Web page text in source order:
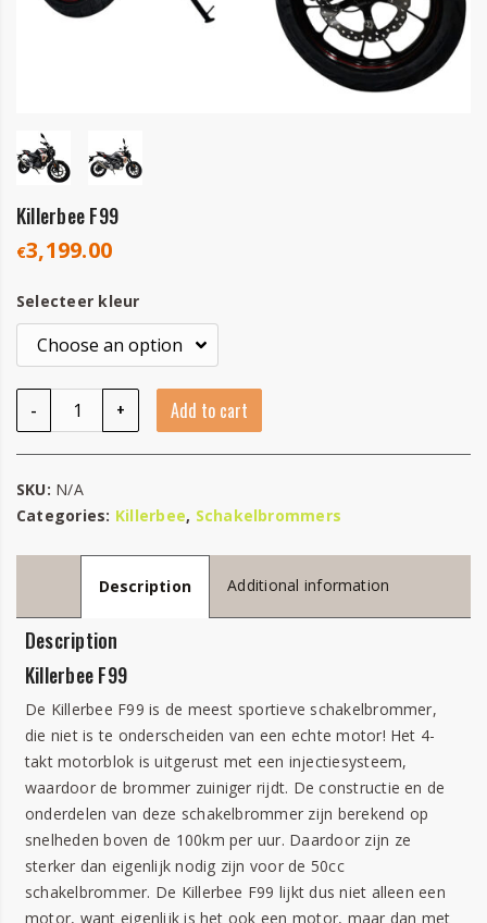
Killerbee F99
€3,199.00
Selecteer kleur
-
Killerbee F99 quantity
+ Add to cart
SKU: N/A
Categories: Killerbee, Schakelbrommers
Description Additional information
Description
Killerbee F99
De Killerbee F99 is de meest sportieve schakelbrommer,
die niet is te onderscheiden van een echte motor! Het 4-
takt motorblok is uitgerust met een injectiesysteem,
waardoor de brommer zuiniger rijdt. De constructie en de
onderdelen van deze schakelbrommer zijn berekend op
snelheden boven de 100km per uur. Daardoor zijn ze
sterker dan eigenlijk nodig zijn voor de 50cc
schakelbrommer. De Killerbee F99 lijkt dus niet alleen een
motor, want eigenlijk is het ook een motor, maar dan met